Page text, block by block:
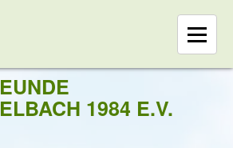
1984 E.V.